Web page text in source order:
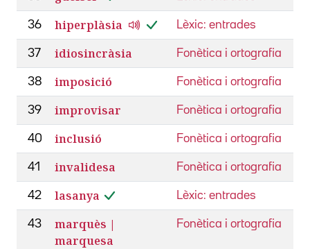
36 hiperplàsia Lèxic: entrades
37 idiosincràsia Fonètica i ortografia
38 imposició Fonètica i ortografia
39 improvisar Fonètica i ortografia
40 inclusió Fonètica i ortografia
41 invalidesa Fonètica i ortografia
42 lasanya Lèxic: entrades
43
marquès |
marquesa
Fonètica i ortografia